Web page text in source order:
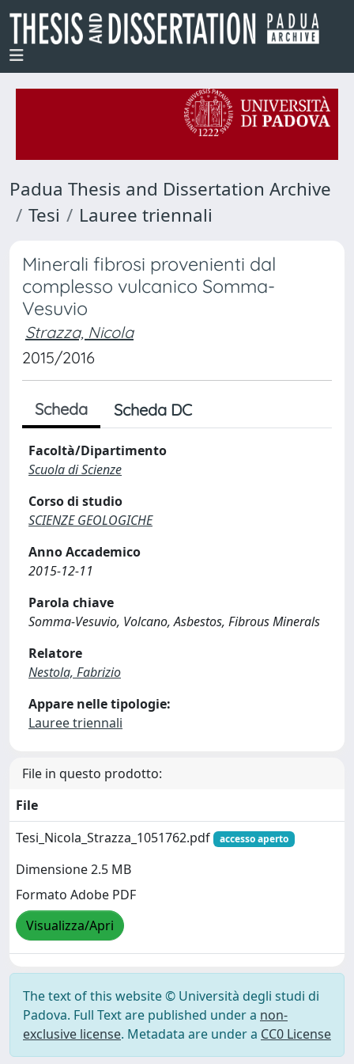
Padua Thesis and Dissertation Archive
Tesi
Lauree triennali
Minerali fibrosi provenienti dal
complesso vulcanico Somma-
Vesuvio
Strazza, Nicola
2015/2016
Scheda Scheda DC
Facoltà/Dipartimento
Scuola di Scienze
Corso di studio
SCIENZE GEOLOGICHE
Anno Accademico
2015-12-11
Parola chiave
Somma-Vesuvio, Volcano, Asbestos, Fibrous Minerals
Relatore
Nestola, Fabrizio
Appare nelle tipologie:
Lauree triennali
File in questo prodotto:
File
Tesi_Nicola_Strazza_1051762.pdf
accesso aperto
Dimensione 2.5 MB
Formato Adobe PDF
Visualizza/Apri
The text of this website © Università degli studi di
Padova. Full Text are published under a non-
exclusive license. Metadata are under a CC0 License